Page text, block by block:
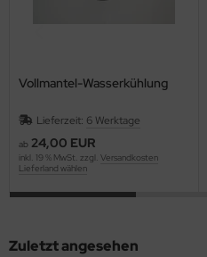
Vollmantel-Wasserkühlung
Lieferzeit: 6 Werktage
ab 24,00 EUR
inkl. 19 % MwSt. zzgl. Versandkosten
Lieferland wählen
Zuletzt angesehen